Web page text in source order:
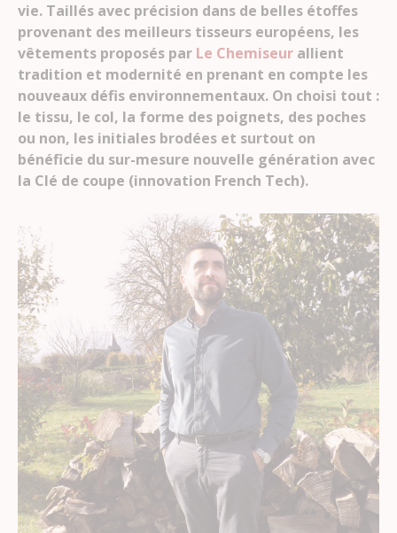
vie. Taillés avec précision dans de belles étoffes
provenant des meilleurs tisseurs européens, les
vêtements proposés par Le Chemiseur allient
tradition et modernité en prenant en compte les
nouveaux défis environnementaux. On choisi tout :
le tissu, le col, la forme des poignets, des poches
ou non, les initiales brodées et surtout on
bénéficie du sur-mesure nouvelle génération avec
la Clé de coupe (innovation French Tech).